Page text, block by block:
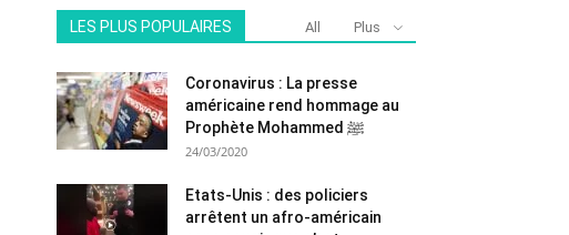
LES PLUS POPULAIRES All Plus
Coronavirus : La presse
américaine rend hommage au
Prophète Mohammed ﷺ
24/03/2020
Etats-Unis : des policiers
arrêtent un afro-américain